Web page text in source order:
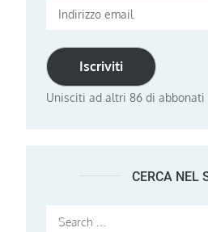
Indirizzo
Iscriviti
Unisciti ad altri 86 di abbonati
CERCA NEL
Search